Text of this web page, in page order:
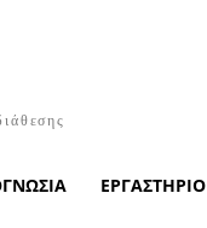
ΕΡΓΑΣΤΗΡΙΟ